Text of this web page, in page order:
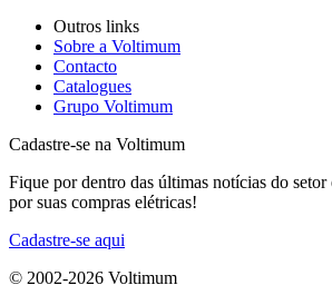
Outros links
Sobre a Voltimum
Contacto
Catalogues
Grupo Voltimum
Cadastre-se na Voltimum
Fique por dentro das últimas notícias do setor
por suas compras elétricas!
Cadastre-se aqui
© 2002-2026 Voltimum